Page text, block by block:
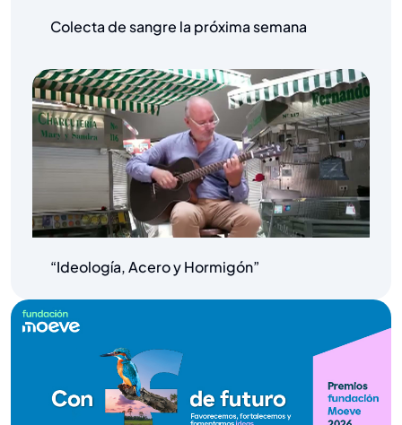
Colecta de sangre la próxima semana
“Ideología, Acero y Hormigón”